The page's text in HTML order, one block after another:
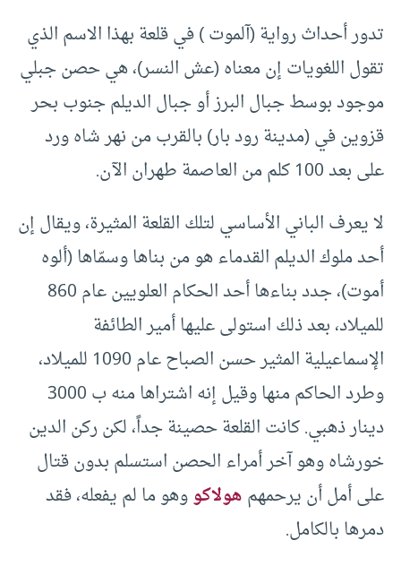
تدور أحداث رواية (آلموت ) في قلعة بهذا الاسم الذي
تقول اللغويات إن معناه (عش النسر)، هي حصن جبلي
موجود بوسط جبال البرز أو جبال الديلم جنوب بحر
قزوين في (مدينة رود بار) بالقرب من نهر شاه ورد
على بعد 100 كلم من العاصمة طهران الآن.
لا يعرف الباني الأساسي لتلك القلعة المثيرة، ويقال إن
أحد ملوك الديلم القدماء هو من بناها وسمّاها (ألوه
أموت)، جدد بناءها أحد الحكام العلويين عام 860
للميلاد، بعد ذلك استولى عليها أمير الطائفة
الإسماعيلية المثير حسن الصباح عام 1090 للميلاد،
وطرد الحاكم منها وقيل إنه اشتراها منه ب 3000
دينار ذهبي. كانت القلعة حصينة جداً، لكن ركن الدين
خورشاه وهو آخر أمراء الحصن استسلم بدون قتال
على أمل أن يرحمهمهولاكووهو ما لم يفعله، فقد
دمرها بالكامل.